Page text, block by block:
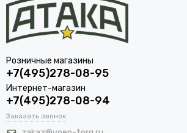
Розничные магазины
+7(495)278-08-95
Интернет-магазин
+7(495)278-08-94
Заказать звонок